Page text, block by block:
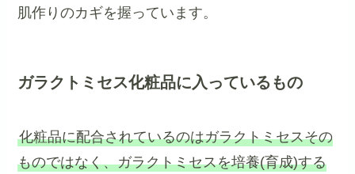
肌作りのカギを握っています。
ガラクトミセス化粧品に入っているもの
化粧品に配合されているのはガラクトミセスその
ものではなく、ガラクトミセスを培養(育成)する